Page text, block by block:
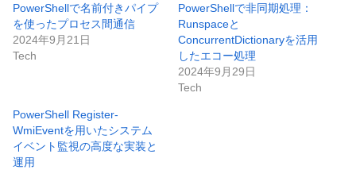
PowerShellで名前付きパイプ
を使ったプロセス間通信
2024年9月21日
Tech
PowerShellで非同期処理：
Runspaceと
ConcurrentDictionaryを活用
したエコー処理
2024年9月29日
Tech
PowerShell Register-
WmiEventを用いたシステム
イベント監視の高度な実装と
運用